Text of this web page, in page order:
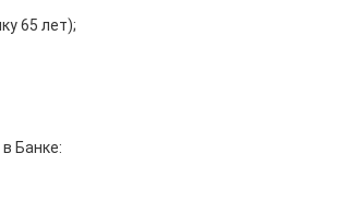
65 лет);
Банке: